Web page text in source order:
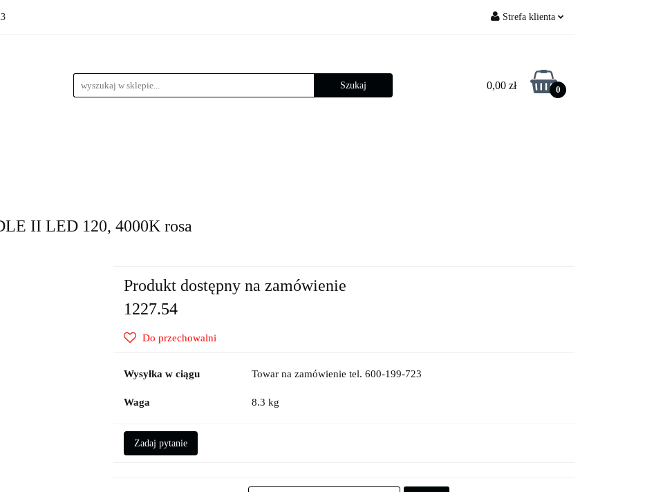
Strefa klienta
Zarejestruj się
Dodaj zgłoszenie
0,00 zł 0
LED
Złącza słupowe Kosze zbrojeniowe
II LED 120, 4000K rosa
Produkt dostępny na zamówienie
1227.54
Do przechowalni
Wysyłka w ciągu Towar na zamówienie tel. 600-199-723
Waga 8.3 kg
Zadaj pytanie